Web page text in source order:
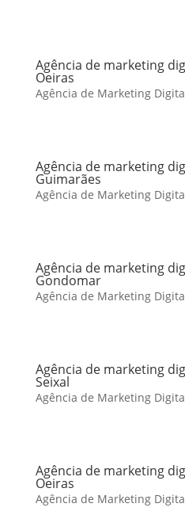
Agência de marketing
Oeiras
Agência de Marketing
Agência de marketing
Guimarães
Agência de Marketing
Agência de marketing
Gondomar
Agência de Marketing
Agência de marketing
Seixal
Agência de Marketing
Agência de marketing
Oeiras
Agência de Marketing